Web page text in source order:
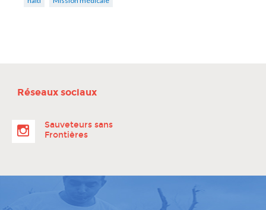
Réseaux sociaux
Sauveteurs sans
Frontières